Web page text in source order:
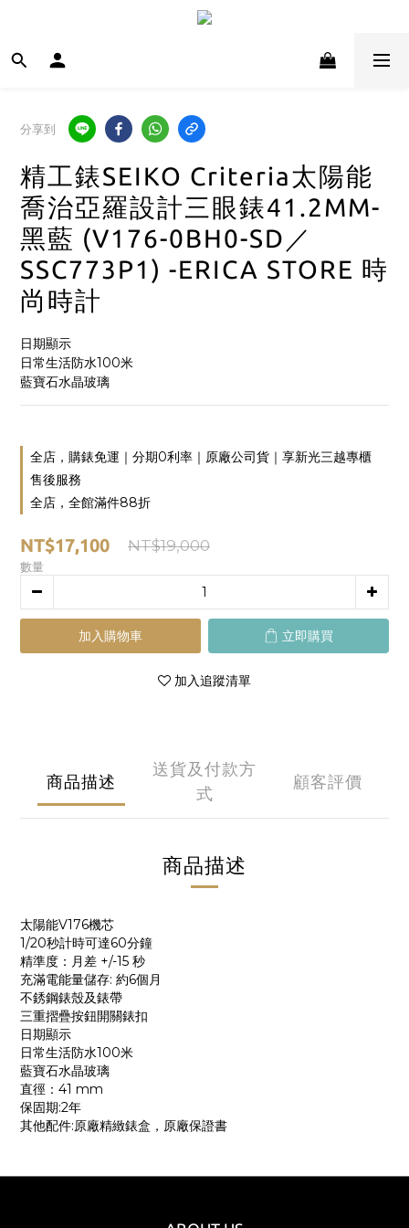
分享到
精工錶SEIKO Criteria太陽能
喬治亞羅設計三眼錶41.2MM-
黑藍 (V176-0BH0-SD／
SSC773P1) -ERICA STORE 時
尚時計
日期顯示
日常生活防水100米
藍寶石水晶玻璃
全店，購錶免運｜分期0利率｜原廠公司貨｜享新光三越專櫃
售後服務
全店，全館滿件88折
NT$17,100 NT$19,000
數量
加入購物車 立即購買
加入追蹤清單
商品描述
送貨及付款方
式
顧客評價
商品描述
太陽能V176機芯
1/20秒計時可達60分鐘
精準度：月差 +/-15 秒
充滿電能量儲存: 約6個月
不銹鋼錶殼及錶帶
三重摺疊按鈕開關錶扣
日期顯示
日常生活防水100米
藍寶石水晶玻璃
直徑：41 mm
保固期:2年
其他配件:原廠精緻錶盒，原廠保證書